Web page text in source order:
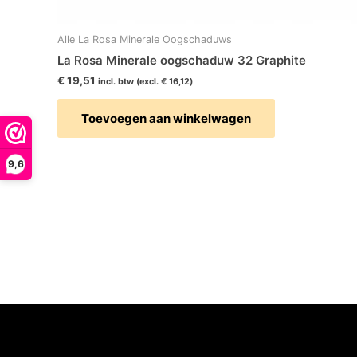
9,6
Alle La Rosa Minerale Oogschaduws
La Rosa Minerale oogschaduw 32 Graphite
€19,51 incl. btw (excl. € 16,12)
Toevoegen aan winkelwagen